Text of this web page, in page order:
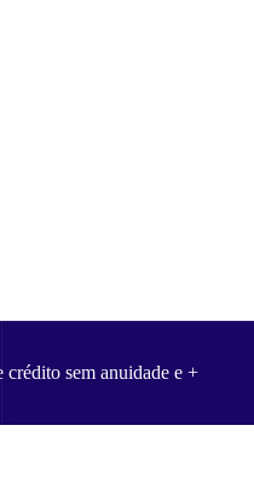
crédito sem anuidade e +